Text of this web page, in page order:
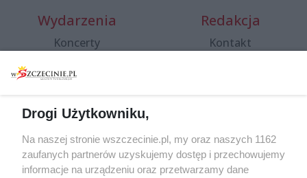
Wydarzenia
Koncerty
Spacery i oprowadzania
targi
Wernisaże
Więcej
Redakcja
Kontakt
Specjalny koncert z okazji
20. urodzin portalu
wSzczecinie.pl
Drogi Użytkowniku,
Na naszej stronie wszczecinie.pl, my oraz naszych 1162
zaufanych partnerów uzyskujemy dostęp i przechowujemy
informacje na urządzeniu oraz przetwarzamy dane